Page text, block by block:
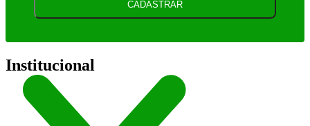
CADASTRAR
Institucional